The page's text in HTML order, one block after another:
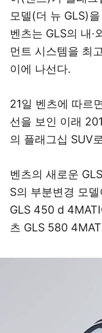
모델(더 뉴 GLS)
벤츠는 GLS의 내·
먼트 시스템을 최
이에 나선다.
21일 벤츠에 따르
선을 보인 이래
의 플래그십 SUV
벤츠의 새로운
S의 부분변경 모
GLS 450 d
츠 GLS 580